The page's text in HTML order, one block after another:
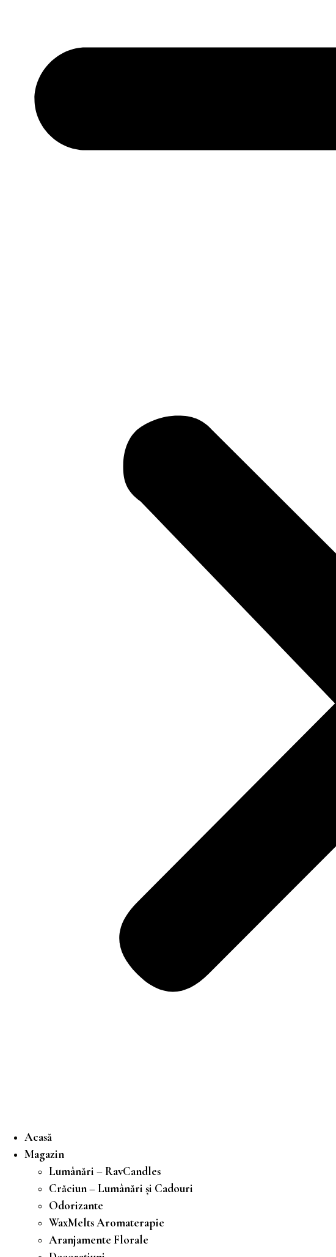
Acasă
Magazin
Lumânări – RavCandles
Crăciun – Lumânări și Cadouri
Odorizante
WaxMelts Aromaterapie
Aranjamente Florale